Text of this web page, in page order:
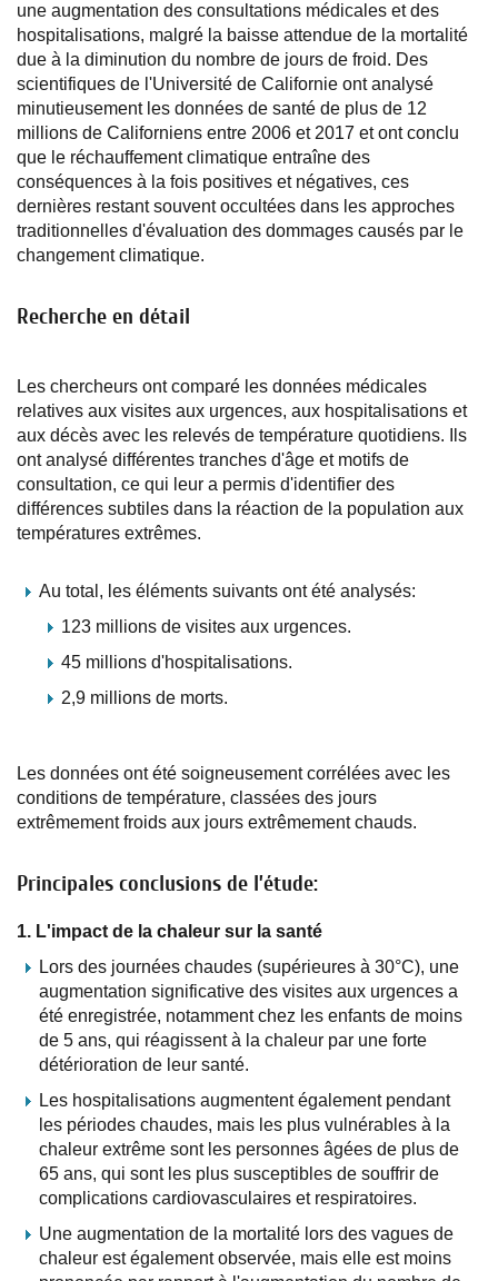
une augmentation des consultations médicales et des
hospitalisations, malgré la baisse attendue de la mortalité
due à la diminution du nombre de jours de froid. Des
scientifiques de l'Université de Californie ont analysé
minutieusement les données de santé de plus de 12
millions de Californiens entre 2006 et 2017 et ont conclu
que le réchauffement climatique entraîne des
conséquences à la fois positives et négatives, ces
dernières restant souvent occultées dans les approches
traditionnelles d'évaluation des dommages causés par le
changement climatique.
Recherche en détail
Les chercheurs ont comparé les données médicales
relatives aux visites aux urgences, aux hospitalisations et
aux décès avec les relevés de température quotidiens. Ils
ont analysé différentes tranches d'âge et motifs de
consultation, ce qui leur a permis d'identifier des
différences subtiles dans la réaction de la population aux
températures extrêmes.
Au total, les éléments suivants ont été analysés:
123 millions de visites aux urgences.
45 millions d'hospitalisations.
2,9 millions de morts.
Les données ont été soigneusement corrélées avec les
conditions de température, classées des jours
extrêmement froids aux jours extrêmement chauds.
Principales conclusions de l’étude:
1. L'impact de la chaleur sur la santé
Lors des journées chaudes (supérieures à 30°C), une
augmentation significative des visites aux urgences a
été enregistrée, notamment chez les enfants de moins
de 5 ans, qui réagissent à la chaleur par une forte
détérioration de leur santé.
Les hospitalisations augmentent également pendant
les périodes chaudes, mais les plus vulnérables à la
chaleur extrême sont les personnes âgées de plus de
65 ans, qui sont les plus susceptibles de souffrir de
complications cardiovasculaires et respiratoires.
Une augmentation de la mortalité lors des vagues de
chaleur est également observée, mais elle est moins